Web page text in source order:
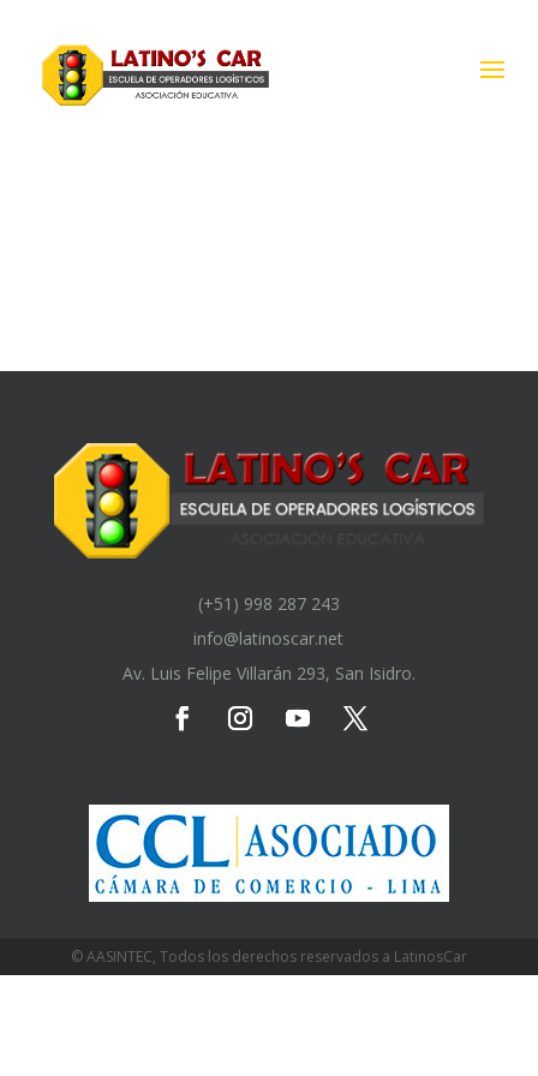
(+51) 998 287 243
info@latinoscar.net
Av. Luis Felipe Villarán 293, San Isidro.
© AASINTEC, Todos los derechos reservados a LatinosCar